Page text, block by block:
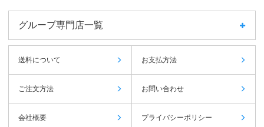
グループ専門店一覧
送料について お支払方法
ご注文方法 お問い合わせ
会社概要 プライバシーポリシー